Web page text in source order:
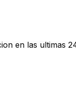
en las ultimas